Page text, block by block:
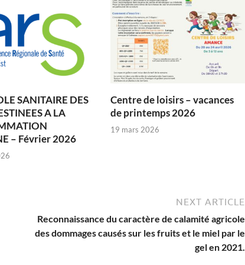
SANITAIRE DES
A LA
– Février 2026
Centre de loisirs – vacances
de printemps 2026
19 mars 2026
NEXT ARTICLE
Reconnaissance du caractère de calamité agricole
des dommages causés sur les fruits et le miel par le
gel en 2021.